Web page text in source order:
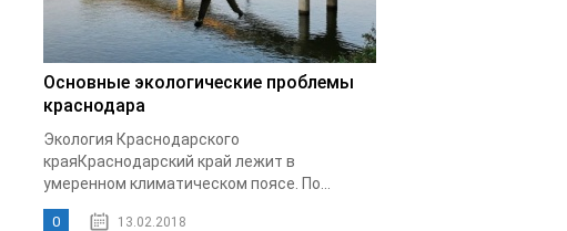
Основные экологические проблемы
краснодара
Экология Краснодарского
краяКраснодарский край лежит в
умеренном климатическом поясе. По...
0 13.02.2018